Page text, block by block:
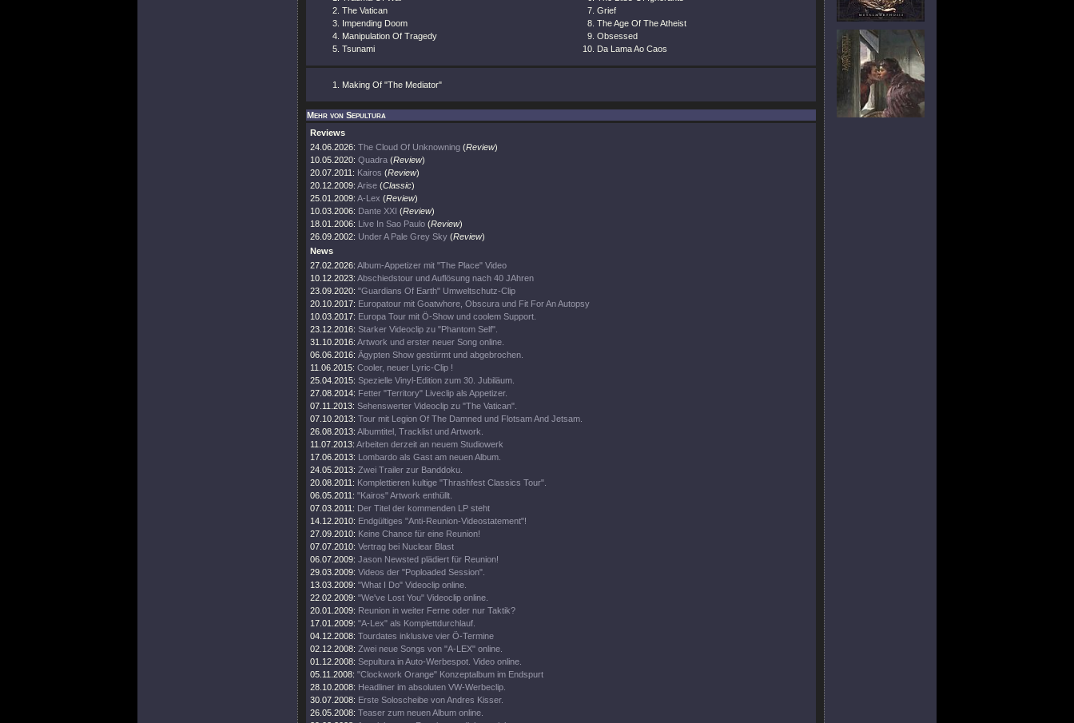
The Vatican
Impending Doom
Manipulation Of Tragedy
Tsunami
Grief
The Age Of The Atheist
Obsessed
Da Lama Ao Caos
Making Of "The Mediator"
Mehr von Sepultura
Reviews
24.06.2026: The Cloud Of Unknowning (Review)
10.05.2020: Quadra (Review)
20.07.2011: Kairos (Review)
20.12.2009: Arise (Classic)
25.01.2009: A-Lex (Review)
10.03.2006: Dante XXI (Review)
18.01.2006: Live In Sao Paulo (Review)
26.09.2002: Under A Pale Grey Sky (Review)
News
27.02.2026: Album-Appetizer mit "The Place" Video
10.12.2023: Abschiedstour und Auflösung nach 40 JAhren
23.09.2020: "Guardians Of Earth" Umweltschutz-Clip
20.10.2017: Europatour mit Goatwhore, Obscura und Fit For An Autopsy
10.03.2017: Europa Tour mit Ö-Show und coolem Support.
23.12.2016: Starker Videoclip zu "Phantom Self".
31.10.2016: Artwork und erster neuer Song online.
06.06.2016: Ägypten Show gestürmt und abgebrochen.
11.06.2015: Cooler, neuer Lyric-Clip !
25.04.2015: Spezielle Vinyl-Edition zum 30. Jubiläum.
27.08.2014: Fetter "Territory" Liveclip als Appetizer.
07.11.2013: Sehenswerter Videoclip zu "The Vatican".
07.10.2013: Tour mit Legion Of The Damned und Flotsam And Jetsam.
26.08.2013: Albumtitel, Tracklist und Artwork.
11.07.2013: Arbeiten derzeit an neuem Studiowerk
17.06.2013: Lombardo als Gast am neuen Album.
24.05.2013: Zwei Trailer zur Banddoku.
20.08.2011: Komplettieren kultige "Thrashfest Classics Tour".
06.05.2011: "Kairos" Artwork enthüllt.
07.03.2011: Der Titel der kommenden LP steht
14.12.2010: Endgültiges "Anti-Reunion-Videostatement"!
27.09.2010: Keine Chance für eine Reunion!
07.07.2010: Vertrag bei Nuclear Blast
06.07.2009: Jason Newsted plädiert für Reunion!
29.03.2009: Videos der "Poploaded Session".
13.03.2009: "What I Do" Videoclip online.
22.02.2009: "We've Lost You" Videoclip online.
20.01.2009: Reunion in weiter Ferne oder nur Taktik?
17.01.2009: "A-Lex" als Komplettdurchlauf.
04.12.2008: Tourdates inklusive vier Ö-Termine
02.12.2008: Zwei neue Songs von "A-LEX" online.
01.12.2008: Sepultura in Auto-Werbespot. Video online.
05.11.2008: "Clockwork Orange" Konzeptalbum im Endspurt
28.10.2008: Headliner im absoluten VW-Werbeclip.
30.07.2008: Erste Soloscheibe von Andres Kisser.
26.05.2008: Teaser zum neuen Album online.